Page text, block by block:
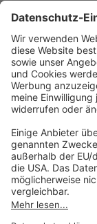
(08233) 38
Mo-Do 07:30 -
Fr 07:30 -
Impressum
Datenschutz